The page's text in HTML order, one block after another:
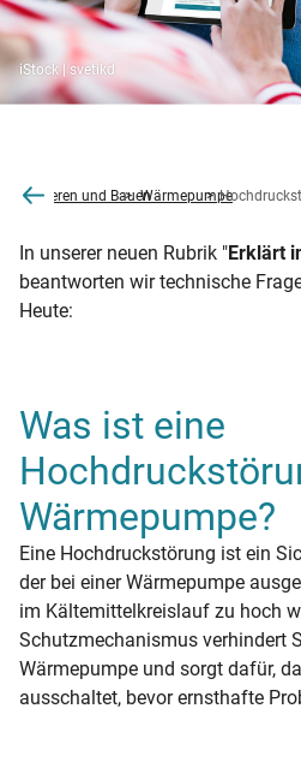
iStock | svetikd
und BauenWärmepumpe
In unserer neuen Rubrik "Erklärt
beantworten wir technische
Heute:
Was ist eine
Wärmepumpe?
Eine Hochdruckstörung ist ein
der bei einer Wärmepumpe
im Kältemittelkreislauf zu hoch
Schutzmechanismus verhindert
Wärmepumpe und sorgt dafür,
ausschaltet, bevor ernsthafte